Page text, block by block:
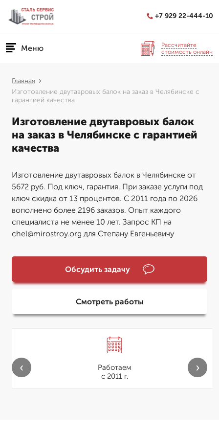
+7 929 22-444-10
Меню
Рассчитайте
стоимость онлайн
Главная
Изготовление двутавровых балок на заказ в Челябинске с
гарантией качества
Изготовление двутавровых балок
на заказ в Челябинске с гарантией
качества
Изготовление двутавровых балок в Челябинске от
5672 руб. Под ключ, гарантия. При заказе услуги под
ключ скидка от 13 процентов. С 2011 года по 2026
вополнено более 2196 заказов. Опыт каждого
специалиста не менее 10 лет. Запрос КП на
chel@mirostroy.org для Степану Евгеньевичу
Обсудить задачу
Смотреть работы
Работаем
с 2011 г.
‹ ›